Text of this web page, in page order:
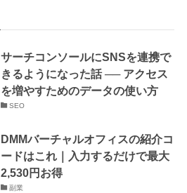
サーチコンソールにSNSを連携で
きるようになった話 ── アクセス
を増やすためのデータの使い方
SEO
DMMバーチャルオフィスの紹介コ
ードはこれ｜入力するだけで最大
2,530円お得
副業